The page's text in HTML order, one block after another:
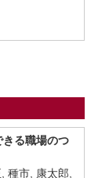
る職場のつ
種市, 康太郎,